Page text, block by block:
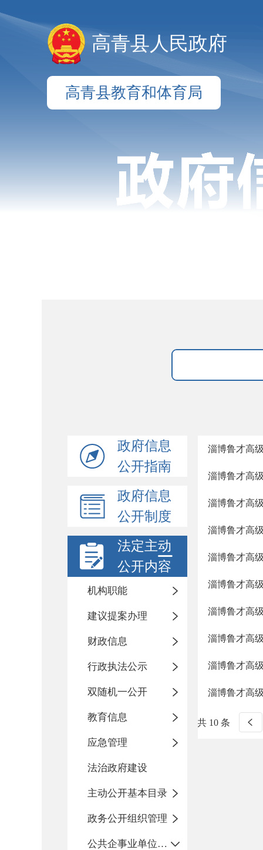
高青县人民政府
高青县教育和体育局
政府信息
公开指南
政府信息
公开制度
法定主动
公开内容
机构职能
建议提案办理
财政信息
行政执法公示
双随机一公开
教育信息
应急管理
法治政府建设
主动公开基本目录
政务公开组织管理
公共企事业单位信息公开
淄博鲁才高
淄博鲁才高
淄博鲁才高
淄博鲁才高
淄博鲁才高
淄博鲁才高
淄博鲁才高
淄博鲁才高
淄博鲁才高
淄博鲁才高
共 10 条